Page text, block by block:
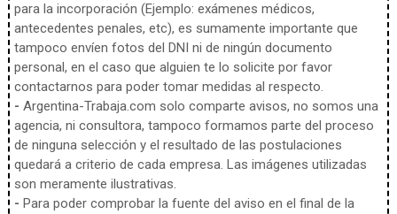
para la incorporación (Ejemplo: exámenes médicos,
antecedentes penales, etc), es sumamente importante que
tampoco envíen fotos del DNI ni de ningún documento
personal, en el caso que alguien te lo solicite por favor
contactarnos para poder tomar medidas al respecto.
- Argentina-Trabaja.com solo comparte avisos, no somos una
agencia, ni consultora, tampoco formamos parte del proceso
de ninguna selección y el resultado de las postulaciones
quedará a criterio de cada empresa. Las imágenes utilizadas
son meramente ilustrativas.
- Para poder comprobar la fuente del aviso en el final de la